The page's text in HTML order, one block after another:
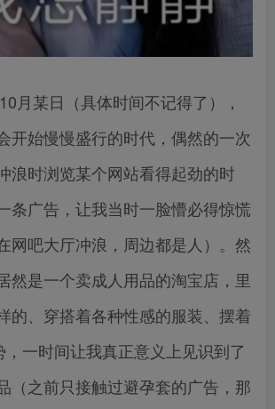
月某日（具体时间不记得了），
开始慢慢盛行的时代，偶然的一次
浪时浏览某个网站看得起劲的时
条广告，让我当时一脸懵必得惊慌
网吧大厅冲浪，周边都是人）。然
然是一个卖成人用品的淘宝店，里
的、穿搭着各种性感的服装、摆着
，一时间让我真正意义上见识到了
（之前只接触过避孕套的广告，那